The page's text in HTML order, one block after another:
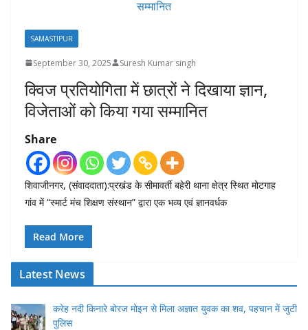
SAMASTIPUR
September 30, 2025 Suresh Kumar singh
क्विज प्रतियोगिता में छात्रों ने दिखाया ज्ञान,
विजेताओं को किया गया सम्मानित
Share
शिवाजीनगर, (संवाददाता):प्रखंड के सीमावर्ती बहेरी थाना क्षेत्र स्थित मोटगाह
गांव में “स्मार्ट मंच शिक्षण संस्थान” द्वारा एक भव्य एवं ज्ञानवर्धक
Read More
Latest News
करेह नदी किनारे बोरज मोइन से मिला अज्ञात युवक का शव, पहचान में जुटी
पुलिस